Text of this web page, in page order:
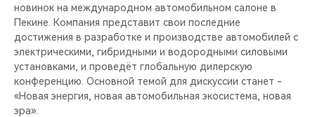
новинок на международном автомобильном салоне в
Пекине. Компания представит свои последние
достижения в разработке и производстве автомобилей с
электрическими, гибридными и водородными силовыми
установками, и проведёт глобальную дилерскую
конференцию. Основной темой для дискуссии станет -
«Новая энергия, новая автомобильная экосистема, новая
эра».